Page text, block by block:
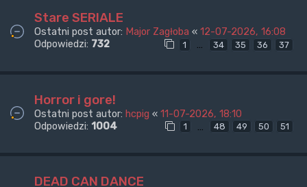
Stare SERIALE
Ostatni post autor: Major Zagłoba « 12-07-2026, 16:08
Odpowiedzi: 732 1 … 34 35 36 37
Horror i gore!
Ostatni post autor: hcpig « 11-07-2026, 18:10
Odpowiedzi: 1004 1 … 48 49 50 51
DEAD CAN DANCE